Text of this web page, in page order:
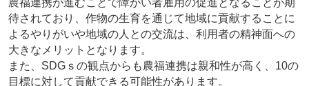
待されており、作物の生育を通じて地域に貢献することに
よるやりがいや地域の人との交流は、利用者の精神面への
大きなメリットとなります。
また、SDGｓの観点からも農福連携は親和性が高く、10の
目標に対して貢献できる可能性があります。